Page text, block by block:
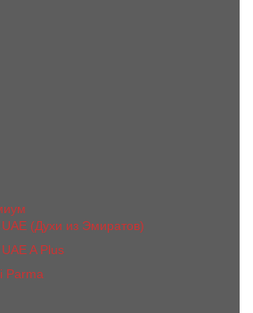
(Духи из Эмиратов)
A Plus
Parma